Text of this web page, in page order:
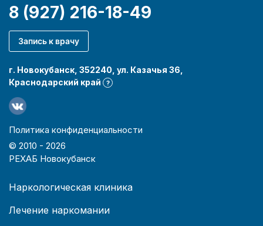
8 (927) 216-18-49
Запись к врачу
г. Новокубанск, 352240, ул. Казачья 36,
Краснодарский край
?
Политика конфиденциальности
© 2010 - 2026
РЕХАБ Новокубанск
Наркологическая клиника
Лечение наркомании